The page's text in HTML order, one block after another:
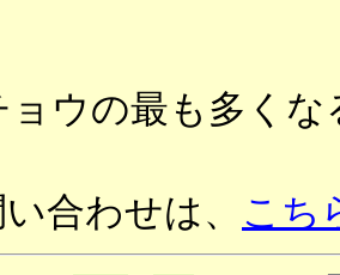
ウの最も多く
合わせは、 こち